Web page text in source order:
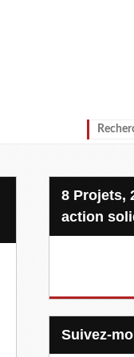
8 Projets, 20 €, une seule
action
Suivez-